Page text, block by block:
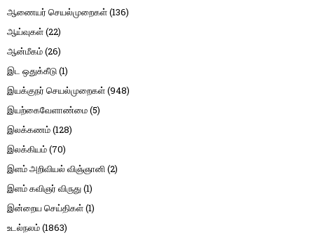
ஆணையர் செயல்முறைகள்(136)
ஆய்வுகள்(22)
ஆன்மீகம்(26)
இட ஒதுக்கீடு(1)
இயக்குநர் செயல்முறைகள்(948)
இயற்கைவேளாண்மை(5)
இலக்கணம்(128)
இலக்கியம்(70)
இளம் அறிவியல் விஞ்ஞானி(2)
இளம் கவிஞர் விருது(1)
இன்றைய செய்திகள்(1)
உடல்நலம்(1863)